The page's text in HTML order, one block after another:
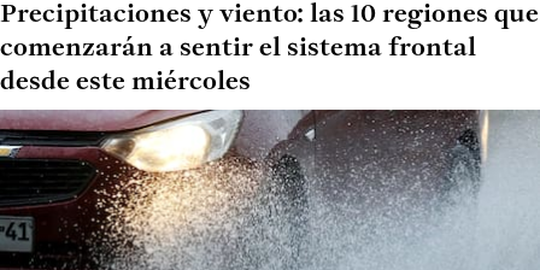
Precipitaciones y viento: las 10 regiones que
comenzarán a sentir el sistema frontal
desde este miércoles